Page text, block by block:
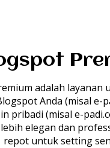
adalah layanan
Anda (misal e-
pribadi (misal e-
elegan dan
repot untuk setting